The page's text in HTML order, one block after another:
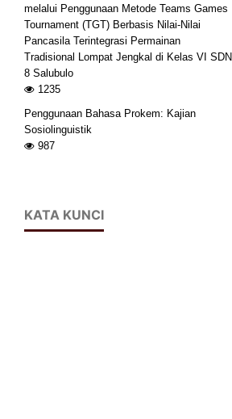
melalui Penggunaan Metode Teams Games
Tournament (TGT) Berbasis Nilai-Nilai
Pancasila Terintegrasi Permainan
Tradisional Lompat Jengkal di Kelas VI SDN
8 Salubulo
1235
Penggunaan Bahasa Prokem: Kajian
Sosiolinguistik
987
KATA KUNCI